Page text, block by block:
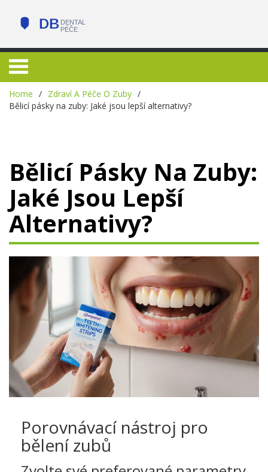
Home
Zdraví A Péče O Zuby
Bělicí pásky na zuby: Jaké jsou lepší alternativy?
Bělicí Pásky Na Zuby:
Jaké Jsou Lepší
Alternativy?
Porovnávací nástroj pro
bělení zubů